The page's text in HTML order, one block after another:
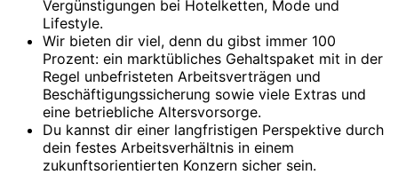
Vergünstigungen bei Hotelketten, Mode und
Lifestyle.
Wir bieten dir viel, denn du gibst immer 100
Prozent: ein marktübliches Gehaltspaket mit in der
Regel unbefristeten Arbeitsverträgen und
Beschäftigungssicherung sowie viele Extras und
eine betriebliche Altersvorsorge.
Du kannst dir einer langfristigen Perspektive durch
dein festes Arbeitsverhältnis in einem
zukunftsorientierten Konzern sicher sein.